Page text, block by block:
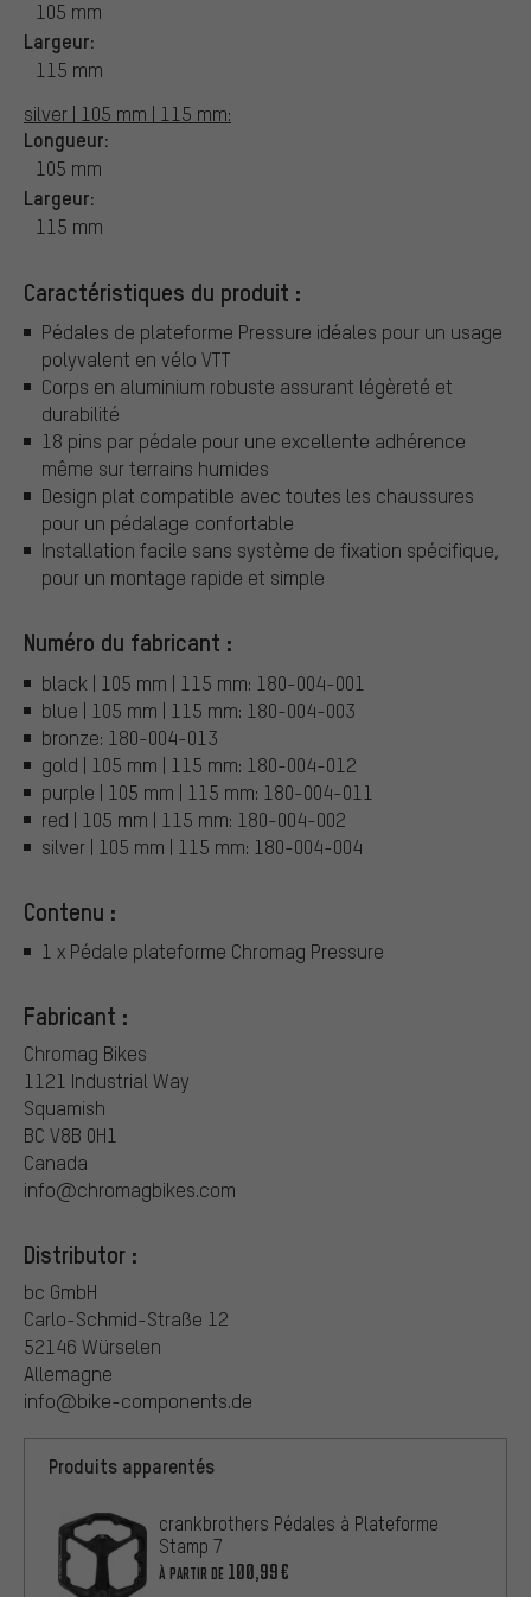
105 mm
Largeur:
115 mm
silver | 105 mm | 115 mm:
Longueur:
105 mm
Largeur:
115 mm
Caractéristiques du produit :
Pédales de plateforme Pressure idéales pour un usage
polyvalent en vélo VTT
Corps en aluminium robuste assurant légèreté et
durabilité
18 pins par pédale pour une excellente adhérence
même sur terrains humides
Design plat compatible avec toutes les chaussures
pour un pédalage confortable
Installation facile sans système de fixation spécifique,
pour un montage rapide et simple
Numéro du fabricant :
black | 105 mm | 115 mm: 180-004-001
blue | 105 mm | 115 mm: 180-004-003
bronze: 180-004-013
gold | 105 mm | 115 mm: 180-004-012
purple | 105 mm | 115 mm: 180-004-011
red | 105 mm | 115 mm: 180-004-002
silver | 105 mm | 115 mm: 180-004-004
Contenu :
1 x Pédale plateforme Chromag Pressure
Fabricant :
Chromag Bikes
1121 Industrial Way
Squamish
BC V8B 0H1
Canada
info@chromagbikes.com
Distributor :
bc GmbH
Carlo-Schmid-Straße 12
52146 Würselen
Allemagne
info@bike-components.de
Produits apparentés
crankbrothers Pédales à Plateforme
Stamp 7
À PARTIR DE 100,99€